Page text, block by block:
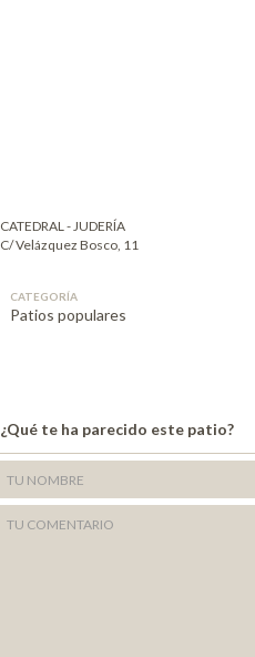
CATEDRAL - JUDERÍA
C/ Velázquez Bosco, 11
CATEGORÍA
Patios populares
¿Qué te ha parecido este patio?